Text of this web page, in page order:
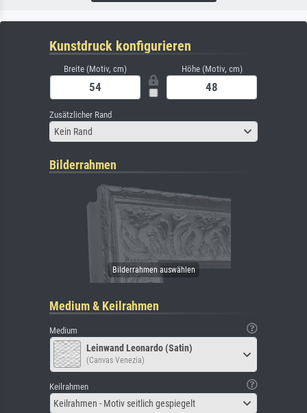
Kunstdruck konfigurieren
Breite (Motiv, cm) Höhe (Motiv, cm)
Zusätzlicher Rand
Kein Rand
Bilderrahmen
Medium & Keilrahmen
Medium
Leinwand Leonardo (Satin)
(Canvas Venezia)
Keilrahmen
Keilrahmen - Motiv seitlich gespiegelt